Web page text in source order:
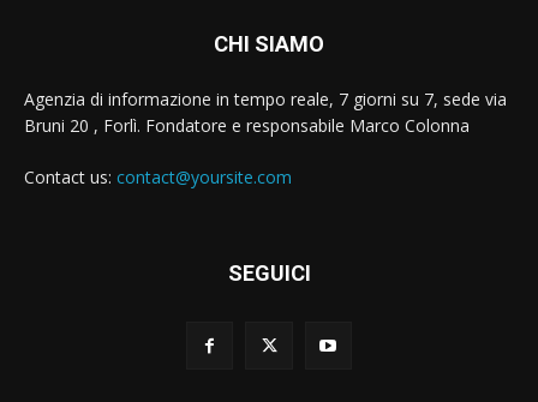
CHI SIAMO
Agenzia di informazione in tempo reale, 7 giorni su 7, sede via
Bruni 20 , Forlì. Fondatore e responsabile Marco Colonna
Contact us: contact@yoursite.com
SEGUICI